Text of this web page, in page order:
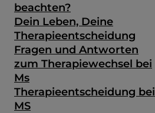
beachten?
Dein Leben, Deine
Therapieentscheidung
Fragen und Antworten
zum Therapiewechsel bei
Ms
Therapieentscheidung bei
MS